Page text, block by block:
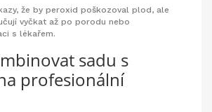
že by peroxid poškozoval plod, ale
vyčkat až po porodu nebo
s lékařem.
sadu s
profesionální